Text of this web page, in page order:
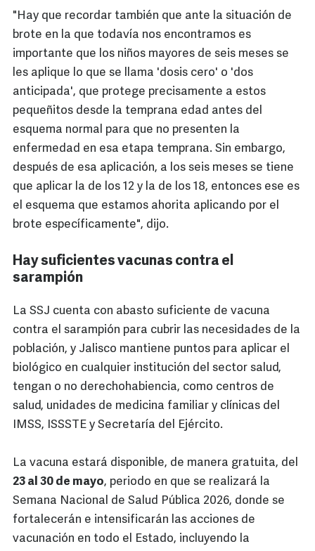
"Hay que recordar también que ante la situación de
brote en la que todavía nos encontramos es
importante que los niños mayores de seis meses se
les aplique lo que se llama 'dosis cero' o 'dos
anticipada', que protege precisamente a estos
pequeñitos desde la temprana edad antes del
esquema normal para que no presenten la
enfermedad en esa etapa temprana. Sin embargo,
después de esa aplicación, a los seis meses se tiene
que aplicar la de los 12 y la de los 18, entonces ese es
el esquema que estamos ahorita aplicando por el
brote específicamente", dijo.
Hay suficientes vacunas contra el
sarampión
La SSJ cuenta con abasto suficiente de vacuna
contra el sarampión para cubrir las necesidades de la
población, y Jalisco mantiene puntos para aplicar el
biológico en cualquier institución del sector salud,
tengan o no derechohabiencia, como centros de
salud, unidades de medicina familiar y clínicas del
IMSS, ISSSTE y Secretaría del Ejército.
La vacuna estará disponible, de manera gratuita, del
23 al 30 de mayo, periodo en que se realizará la
Semana Nacional de Salud Pública 2026, donde se
fortalecerán e intensificarán las acciones de
vacunación en todo el Estado, incluyendo la